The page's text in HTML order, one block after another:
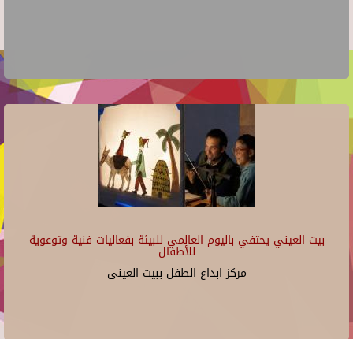
بيت العيني يحتفي باليوم العالمي للبيئة بفعاليات فنية وتوعوية
للأطفال
مركز ابداع الطفل ببيت العينى